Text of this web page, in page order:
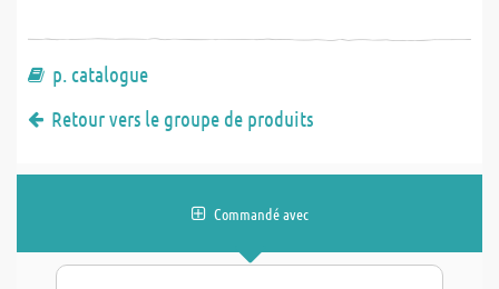
p. catalogue
Retour vers le groupe de produits
Commandé avec